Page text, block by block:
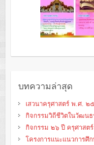
บทความล่าสุด
เสวนาครุศาสตร์ พ.ศ.
กิจกรรมวิถีชีวิตในวัฒนธ
กิจกรรม ๒๖ ปี ครุศาสตร์
โครงการแนะแนวการศึ